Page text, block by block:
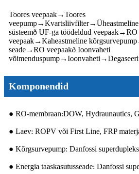
Toores veepaak→Toores
veepump→Kvartsliivfilter→
süsteemð UF-ga töödeldud veepaak→RO
veepaak→Kaheastmeline kõrgsurvepump
seade→RO veepaakð Ioonvaheti
võimenduspump→Ioonvaheti →
Komponendid
● RO-membraan:DOW, Hydraunautics,
● Laev: ROPV või First Line, FRP
● Kõrgsurvepump: Danfossi
● Energia taaskasutusseade: Danfossi